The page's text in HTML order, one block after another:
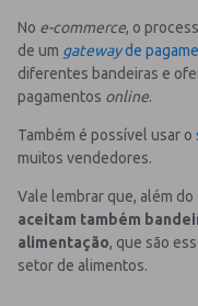
No e-commerce, o
de um gatewayde
diferentes bandeiras e
pagamentos online.
Também é possível usar o
muitos vendedores.
Vale lembrar que, além
aceitam também
alimentação, que são
setor de alimentos.